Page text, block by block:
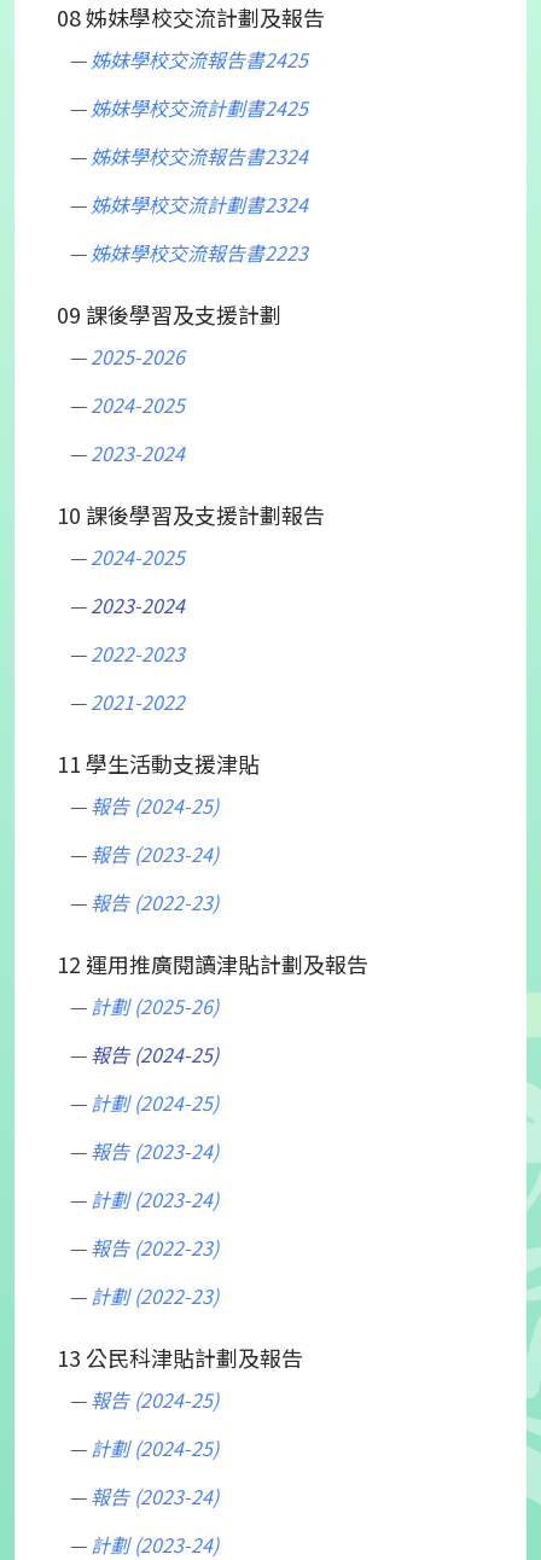
08 姊妹學校交流計劃及報告
姊妹學校交流報告書2425
姊妹學校交流計劃書2425
姊妹學校交流報告書2324
姊妹學校交流計劃書2324
姊妹學校交流報告書2223
09 課後學習及支援計劃
2025-2026
2024-2025
2023-2024
10 課後學習及支援計劃報告
2024-2025
2023-2024
2022-2023
2021-2022
11 學生活動支援津貼
報告 (2024-25)
報告 (2023-24)
報告 (2022-23)
12 運用推廣閱讀津貼計劃及報告
計劃 (2025-26)
報告 (2024-25)
計劃 (2024-25)
報告 (2023-24)
計劃 (2023-24)
報告 (2022-23)
計劃 (2022-23)
13 公民科津貼計劃及報告
報告 (2024-25)
計劃 (2024-25)
報告 (2023-24)
計劃 (2023-24)